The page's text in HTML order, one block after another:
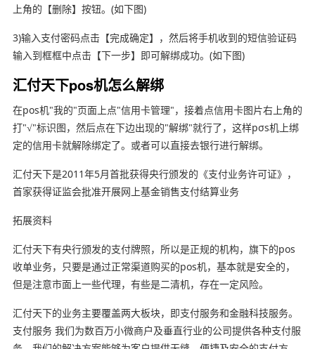
上角的【删除】按钮。(如下图)
3)输入支付密码点击【完成确定】，然后将手机收到的短信验证码
输入到框框中点击【下一步】即可解绑成功。(如下图)
汇付天下pos机怎么解绑
在pos机"我的"页面上点"信用卡管理"，接着点信用卡图片右上角的
打"√"标识图，然后点在下边出现的"解绑"就行了，这样pσs机上绑
定的信用卡就解除绑定了。或者可以直接去银行进行解绑。
汇付天下是2011年5月首批获得央行颁发的《支付业务许可证》，
首家获得证监会批准开展网上基金销售支付结算业务
拓展资料
汇付天下有央行颁发的支付牌照，所以是正规的机构，旗下的pos
收单业务，只要是通过正常渠道购买的pos机，基本就是安全的，
但是注意市面上一些代理，有些是二清机，存在一定风险。
汇付天下的业务主要覆盖两大板块，即支付服务和金融科技服务。
支付服务 我们为数百万小微商户及垂直行业的公司提供各种支付服